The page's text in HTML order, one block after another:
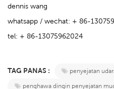
dennis wang
whatsapp / wechat: + 86-
tel: + 86-13075962024
TAG PANAS :
penyejatan
penghawa dingin penyejatan